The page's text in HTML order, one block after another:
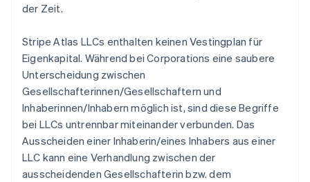
der Zeit.
Stripe Atlas LLCs enthalten keinen Vestingplan für
Eigenkapital. Während bei Corporations eine saubere
Unterscheidung zwischen
Gesellschafterinnen/Gesellschaftern und
Inhaberinnen/Inhabern möglich ist, sind diese Begriffe
bei LLCs untrennbar miteinander verbunden. Das
Ausscheiden einer Inhaberin/eines Inhabers aus einer
LLC kann eine Verhandlung zwischen der
ausscheidenden Gesellschafterin bzw. dem